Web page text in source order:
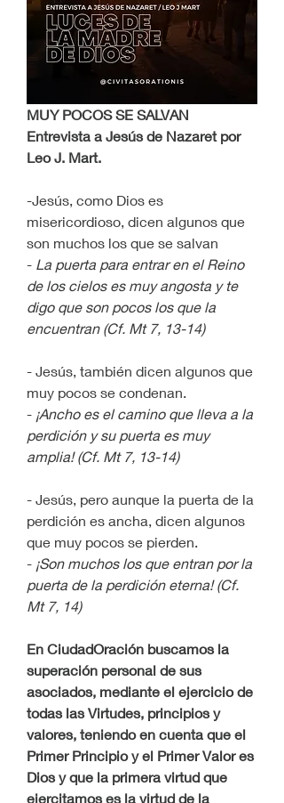
MUY POCOS SE SALVAN
Entrevista a Jesús de Nazaret por
Leo J. Mart.
-Jesús, como Dios es
misericordioso, dicen algunos que
son muchos los que se salvan
- La puerta para entrar en el Reino
de los cielos es muy angosta y te
digo que son pocos los que la
encuentran (Cf. Mt 7, 13-14)
- Jesús, también dicen algunos que
muy pocos se condenan.
- ¡Ancho es el camino que lleva a la
perdición y su puerta es muy
amplia! (Cf. Mt 7, 13-14)
- Jesús, pero aunque la puerta de la
perdición es ancha, dicen algunos
que muy pocos se pierden.
- ¡Son muchos los que entran por la
puerta de la perdición eterna! (Cf.
Mt 7, 14)
En CiudadOración buscamos la
superación personal de sus
asociados, mediante el ejercicio de
todas las Virtudes, principios y
valores, teniendo en cuenta que el
Primer Principio y el Primer Valor es
Dios y que la primera virtud que
ejercitamos es la virtud de la